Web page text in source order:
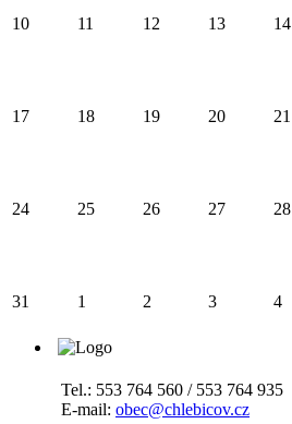
10 11 12 13 14
17
18 19 20 21
24 25 26 27 28
31 1 2 3 4
Tel.: 553 764 560 / 553 764 935
E-mail: obec@chlebicov.cz